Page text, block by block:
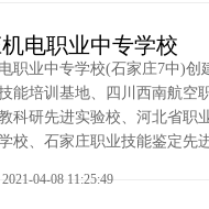
电职业中专学校
职业中专学校(石家庄7中)创
能培训基地、四川西南航空
科研先进实验校、河北省职
校、石家庄职业技能鉴定先
04-08 11:25:49